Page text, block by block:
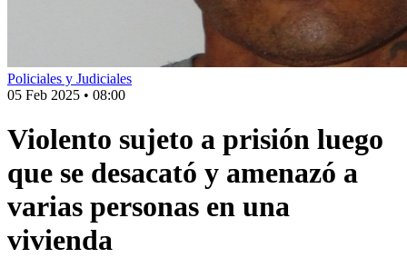
Policiales y Judiciales
05 Feb 2025 • 08:00
Violento sujeto a prisión luego
que se desacató y amenazó a
varias personas en una
vivienda